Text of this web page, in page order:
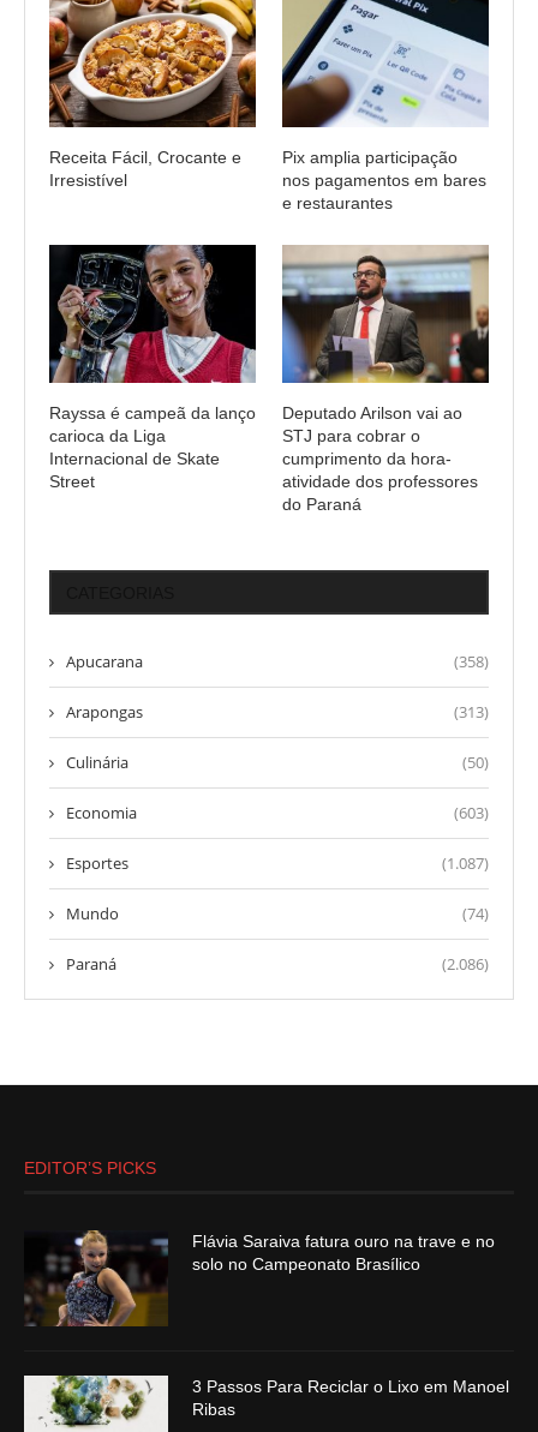
Receita Fácil, Crocante e
Irresistível
Pix amplia participação
nos pagamentos em bares
e restaurantes
Rayssa é campeã da lanço
carioca da Liga
Internacional de Skate
Street
Deputado Arilson vai ao
STJ para cobrar o
cumprimento da hora-
atividade dos professores
do Paraná
Apucarana (358)
Arapongas (313)
Culinária (50)
Economia (603)
Esportes (1.087)
Mundo (74)
Paraná (2.086)
EDITOR’S PICKS
Flávia Saraiva fatura ouro na trave e no
solo no Campeonato Brasílico
3 Passos Para Reciclar o Lixo em Manoel
Ribas